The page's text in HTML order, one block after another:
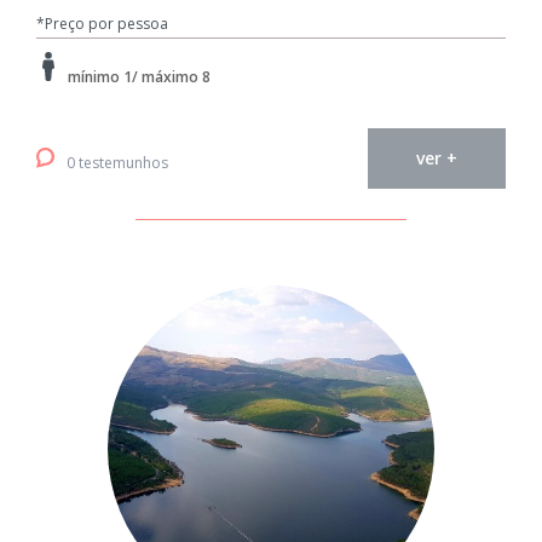
*Preço por pessoa
mínimo 1/ máximo 8
0 testemunhos ver +